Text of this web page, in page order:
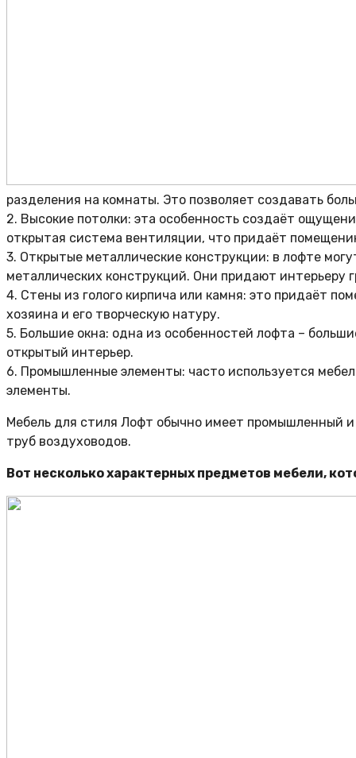
разделения на комнаты. Это позволяет создавать
2. Высокие потолки: эта особенность создаёт
открытая система вентиляции, что придаёт
3. Открытые металлические конструкции: в лофте
металлических конструкций. Они придают интерьеру
4. Стены из голого кирпича или камня: это придаёт
хозяина и его творческую натуру.
5. Большие окна: одна из особенностей лофта –
открытый интерьер.
6. Промышленные элементы: часто используется
элементы.
Мебель для стиля Лофт обычно имеет промышленный
труб воздуховодов.
Вот несколько характерных предметов мебели,